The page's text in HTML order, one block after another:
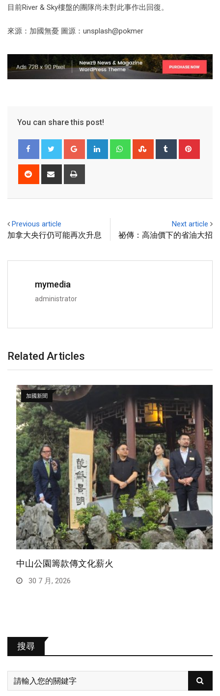
目前River & Sky樓盤的團隊尚未對此事作出回復。
來源：加國無憂 圖源：unsplash@pokmer
You can share this post!
Previous article
加拿大央行仍可能再次升息
Next article
祕傳：高油價下的省油大招
mymedia
administrator
Related Articles
加國新聞
中山公園籌款傳文化薪火
30 7 月, 2026
搜尋